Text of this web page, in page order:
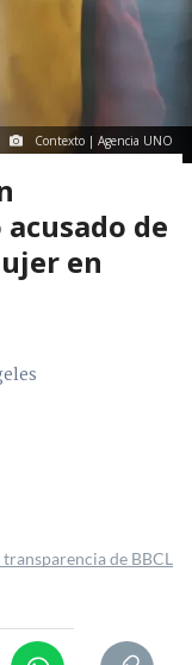
Contexto | Agencia UNO
de
en
transparencia de BBCL